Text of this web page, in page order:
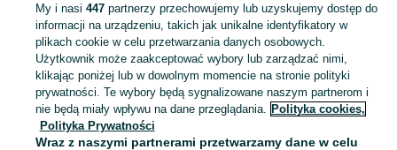
KATEGORIA
Skorzystaj z największego serwisu ogłoszeniowego - Olsztyn i okolice! - kupuj lub sprzedawaj jeszcze wygodniej w kategorii Wazony! Zobacz
Mapa kategorii
Mapa miejscowości
My i nasi 447partnerzy przechowujemy lub uzyskujemy dostęp do
informacji na urządzeniu, takich jak unikalne identyfikatory w
plikach cookie w celu przetwarzania danych osobowych.
Użytkownik może zaakceptować wybory lub zarządzać nimi,
klikając poniżej lub w dowolnym momencie na stronie polityki
prywatności. Te wybory będą sygnalizowane naszym partnerom i
nie będą miały wpływu na dane przeglądania. Polityka cookies,
Polityka Prywatności
Wraz z naszymi partnerami przetwarzamy dane w celu